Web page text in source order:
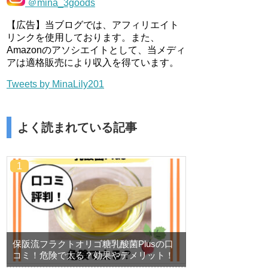
＠mina_3goods
【広告】当ブログでは、アフィリエイト
リンクを使用しております。また、
Amazonのアソシエイトとして、当メディ
アは適格販売により収入を得ています。
Tweets by MinaLily201
よく読まれている記事
保阪流フラクトオリゴ糖乳酸菌Plusの口
コミ！危険で太る？効果やデメリット！